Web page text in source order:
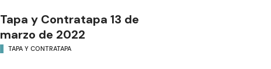
Tapa y Contratapa 13 de
marzo de 2022
TAPA Y CONTRATAPA